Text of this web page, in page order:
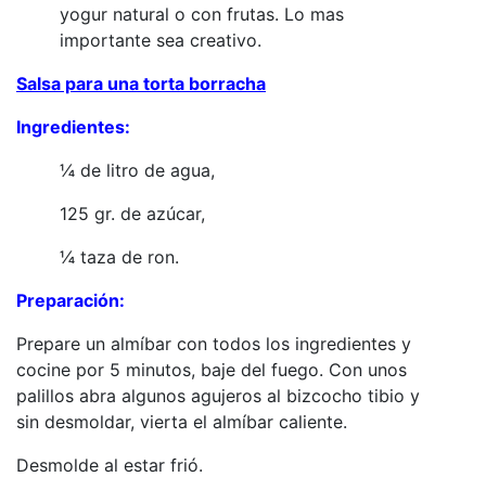
yogur natural o con frutas. Lo mas
importante sea creativo.
Salsa para una torta borracha
Ingredientes:
¼ de litro de agua,
125 gr. de azúcar,
¼ taza de ron.
Preparación:
Prepare un almíbar con todos los ingredientes y
cocine por 5 minutos, baje del fuego. Con unos
palillos abra algunos agujeros al bizcocho tibio y
sin desmoldar, vierta el almíbar caliente.
Desmolde al estar frió.